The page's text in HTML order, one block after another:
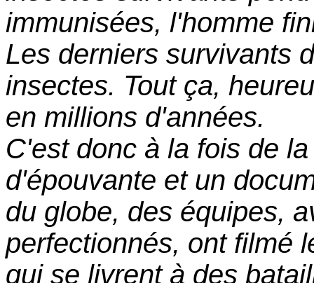
immunisées, l'homme
Les derniers survivants
insectes. Tout ça,
en millions d'années.
C'est donc à la fois de
d'épouvante et un
du globe, des équipes,
perfectionnés, ont filmé
qui se livrent à des